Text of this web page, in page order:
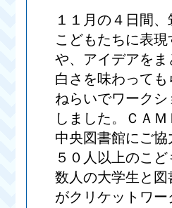
１１月の４日間
こどもたちに表現
や、アイデアをま
白さを味わっても
ねらいでワーク
しました。ＣＡ
中央図書館にご協
５０人以上のこ
数人の大学生と図
がクリケットワー